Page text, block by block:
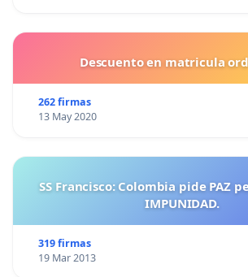
Descuento en matricula
262 firmas
13 May 2020
SS Francisco: Colombia pide PAZ
IMPUNIDAD.
319 firmas
19 Mar 2013